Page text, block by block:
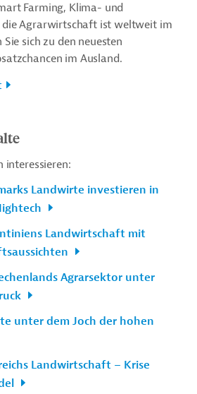
Farming, Klima- und
die Agrarwirtschaft ist weltweit im
sich zu den neuesten
im Ausland.
interessieren:
Landwirte investieren in
Landwirtschaft mit
Agrarsektor unter
unter dem Joch der hohen
Landwirtschaft – Krise